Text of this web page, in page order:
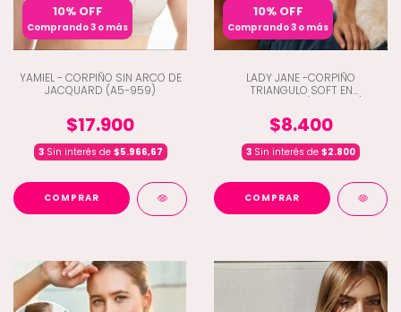
10% OFF
Comprando 3 o más
YAMIEL - CORPIÑO SIN ARCO DE
JACQUARD (A5-959)
$17.900
3Sin interés de $5.966,67
COMPRAR
10% OFF
Comprando 3 o más
LADY JANE -CORPIÑO
TRIANGULO SOFT EN
$8.400
3 Sin interés de $2.800
COMPRAR